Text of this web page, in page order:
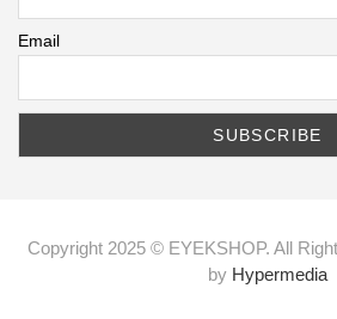
Email
Copyright 2025 © EYEKSHOP. All
by Hypermedia